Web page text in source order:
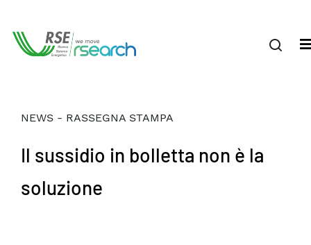
NEWS - RASSEGNA STAMPA
Il sussidio in bolletta non è la
soluzione